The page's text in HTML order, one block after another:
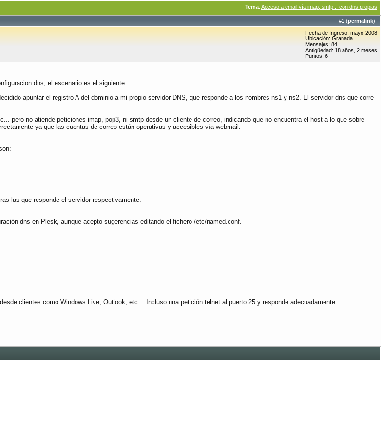
Tema: Acceso a email vía imap, smtp... con dns propias
#1 (permalink)
Fecha de Ingreso: mayo-2008
Ubicación: Granada
Mensajes: 84
Antigüedad: 18 años, 2 meses
Puntos: 6
dns, el escenario es el siguiente:
apuntar el registro A del dominio a mi propio servidor DNS, que responde a los nombres ns1 y ns2. El servidor dns que corre
pero no atiende peticiones imap, pop3, ni smtp desde un cliente de correo, indicando que no encuentra el host a lo que sobre
ya que las cuentas de correo están operativas y accesibles vía webmail.
las que responde el servidor respectivamente.
dns en Plesk, aunque acepto sugerencias editando el fichero /etc/named.conf.
clientes como Windows Live, Outlook, etc… Incluso una petición telnet al puerto 25 y responde adecuadamente.